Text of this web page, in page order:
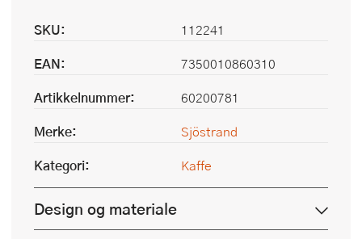
SKU:
112241
EAN:
7350010860310
Artikkelnummer:
60200781
Merke:
Sjöstrand
Kategori:
Kaffe
Design og materiale